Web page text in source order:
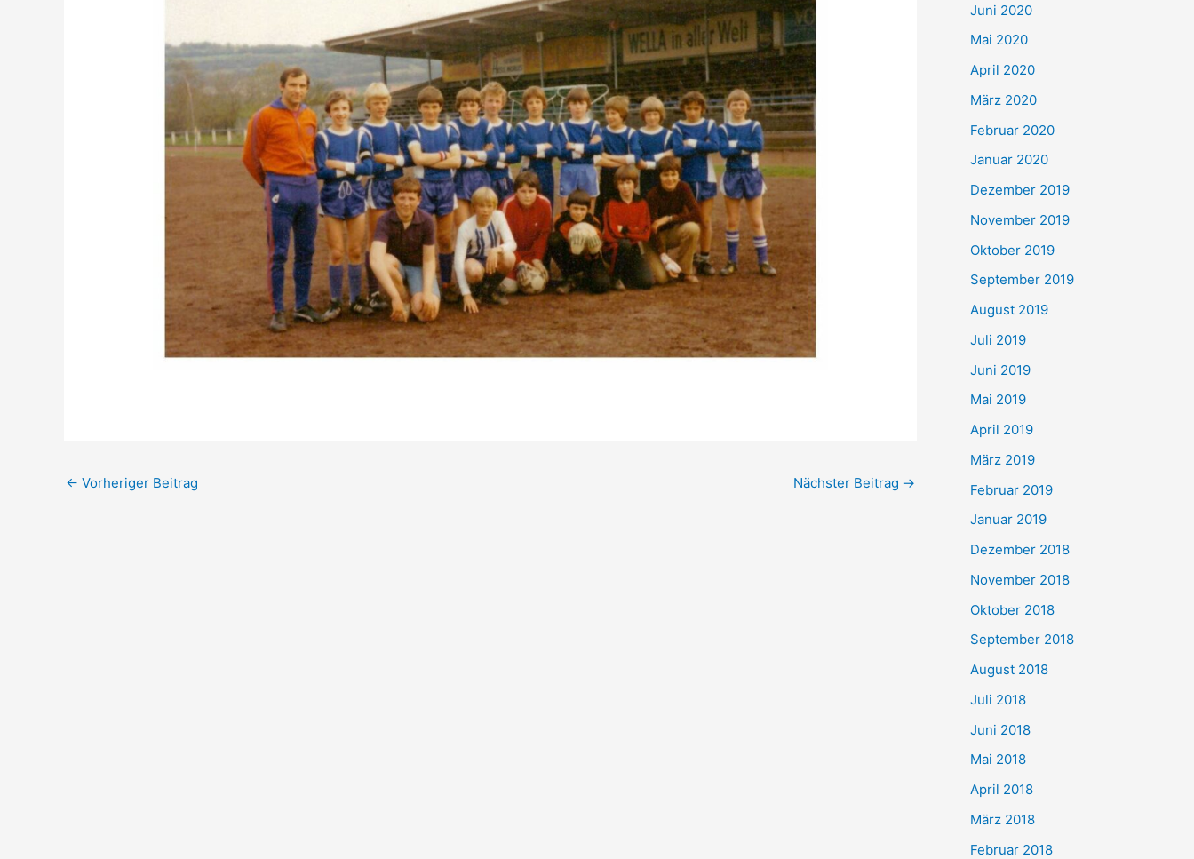
← Vorheriger Beitrag Nächster Beitrag →
Juni 2020
Mai 2020
April 2020
März 2020
Februar 2020
Januar 2020
Dezember 2019
November 2019
Oktober 2019
September 2019
August 2019
Juli 2019
Juni 2019
Mai 2019
April 2019
März 2019
Februar 2019
Januar 2019
Dezember 2018
November 2018
Oktober 2018
September 2018
August 2018
Juli 2018
Juni 2018
Mai 2018
April 2018
März 2018
Februar 2018